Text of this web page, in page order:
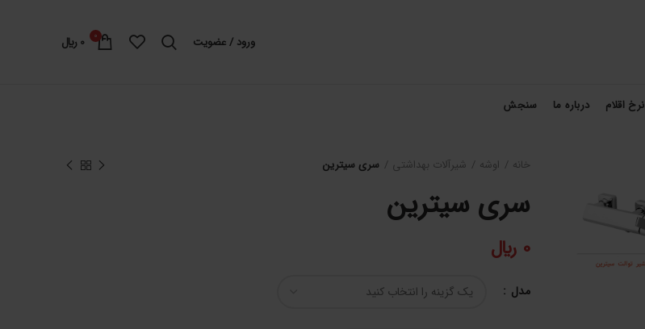
ورود / عضویت 0
0 ﷼
نرخ اقلام درباره ما سنجش
خانه اوشه شیرآلات بهداشتی سری سیترین
سری سیترین
0 ﷼
مدل